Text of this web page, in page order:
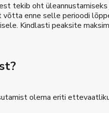
tekib oht
võtta enne selle perioodi
Kindlasti peaksite
olema eriti